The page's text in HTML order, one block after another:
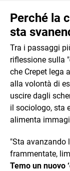
Perché la
sta
Tra i passaggi
riflessione sulla "
che Crepet lega
alla volontà di
uscire dagli
il sociologo, sta
alimenta
"Sta avanzando
frammentate,
Temo un nuovo